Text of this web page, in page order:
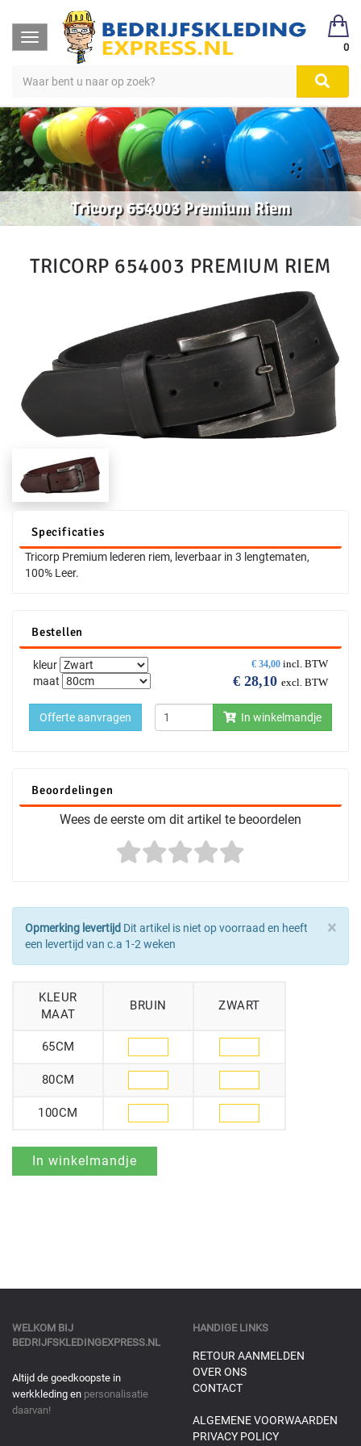
Toggle
navigation
0
Tricorp 654003 Premium Riem
TRICORP 654003 PREMIUM RIEM
Specificaties
Tricorp Premium lederen riem, leverbaar in 3 lengtematen,
100% Leer.
Bestellen
€ 34,00 incl. BTW
€ 28,10 excl. BTW
kleur
maat
In winkelmandje
Offerte aanvragen
Beoordelingen
Wees de eerste om dit artikel te beoordelen
×
Opmerking levertijd Dit artikel is niet op voorraad en heeft
een levertijd van c.a 1-2 weken
KLEUR
MAAT
BRUIN ZWART
65CM
80CM
100CM
WELKOM BIJ
BEDRIJFSKLEDINGEXPRESS.NL
Altijd de goedkoopste in
werkkleding en personalisatie
daarvan!
HANDIGE LINKS
RETOUR AANMELDEN
OVER ONS
CONTACT
ALGEMENE VOORWAARDEN
PRIVACY POLICY